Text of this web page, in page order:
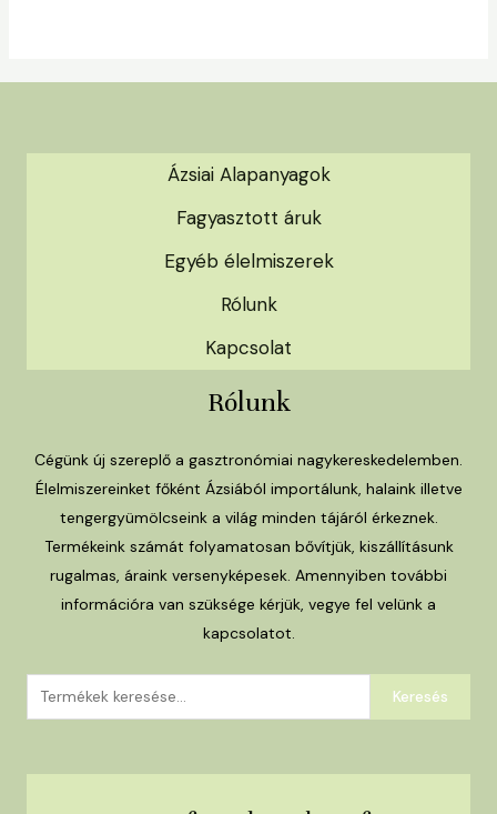
Ázsiai Alapanyagok
Fagyasztott áruk
Egyéb élelmiszerek
Rólunk
Kapcsolat
Rólunk
Cégünk új szereplő a gasztronómiai nagykereskedelemben.
Élelmiszereinket főként Ázsiából importálunk, halaink illetve
tengergyümölcseink a világ minden tájáról érkeznek.
Termékeink számát folyamatosan bővítjük, kiszállításunk
rugalmas, áraink versenyképesek. Amennyiben további
információra van szüksége kérjük, vegye fel velünk a
kapcsolatot.
Keresés
a
Keresés